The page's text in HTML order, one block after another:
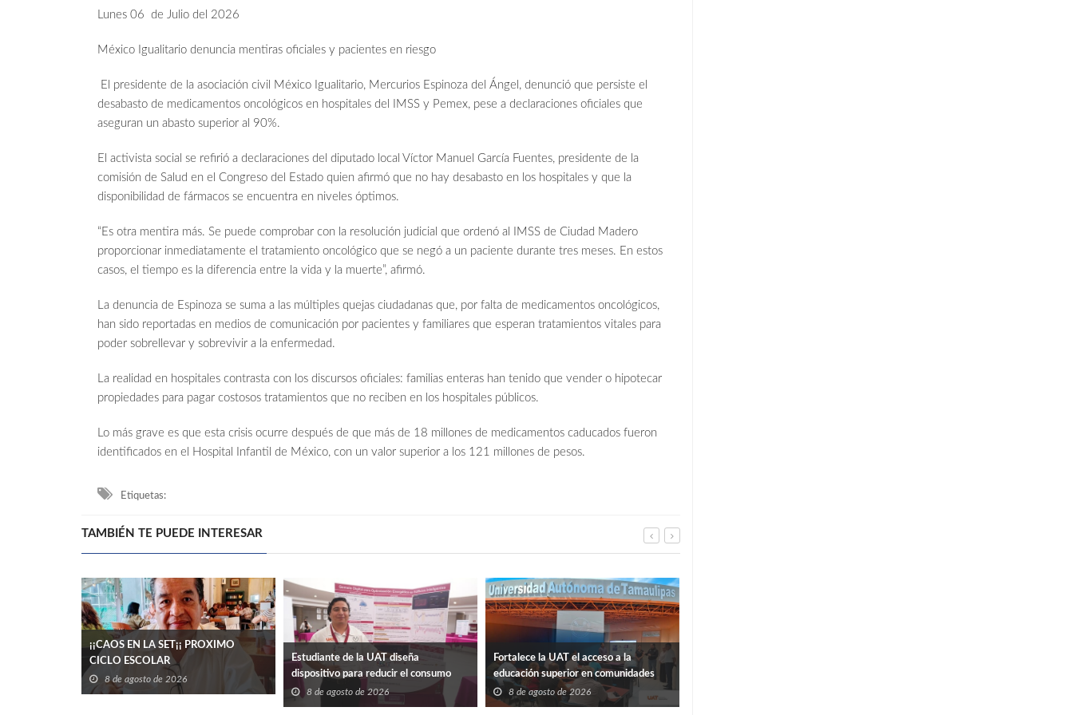
Lunes 06 de Julio del 2026
México Igualitario denuncia mentiras oficiales y pacientes en riesgo
El presidente de la asociación civil México Igualitario, Mercurios Espinoza del Ángel, denunció que persiste el
desabasto de medicamentos oncológicos en hospitales del IMSS y Pemex, pese a declaraciones oficiales que
aseguran un abasto superior al 90%.
El activista social se refirió a declaraciones del diputado local Víctor Manuel García Fuentes, presidente de la
comisión de Salud en el Congreso del Estado quien afirmó que no hay desabasto en los hospitales y que la
disponibilidad de fármacos se encuentra en niveles óptimos.
“Es otra mentira más. Se puede comprobar con la resolución judicial que ordenó al IMSS de Ciudad Madero
proporcionar inmediatamente el tratamiento oncológico que se negó a un paciente durante tres meses. En estos
casos, el tiempo es la diferencia entre la vida y la muerte”, afirmó.
La denuncia de Espinoza se suma a las múltiples quejas ciudadanas que, por falta de medicamentos oncológicos,
han sido reportadas en medios de comunicación por pacientes y familiares que esperan tratamientos vitales para
poder sobrellevar y sobrevivir a la enfermedad.
La realidad en hospitales contrasta con los discursos oficiales: familias enteras han tenido que vender o hipotecar
propiedades para pagar costosos tratamientos que no reciben en los hospitales públicos.
Lo más grave es que esta crisis ocurre después de que más de 18 millones de medicamentos caducados fueron
identificados en el Hospital Infantil de México, con un valor superior a los 121 millones de pesos.
Etiquetas:
TAMBIÉN TE PUEDE INTERESAR
¡¡CAOS EN LA SET¡¡ PROXIMO
CICLO ESCOLAR
8 de agosto de 2026
Estudiante de la UAT diseña
dispositivo para reducir el consumo
eléctrico en edificios
8 de agosto de 2026
Fortalece la UAT el acceso a la
educación superior en comunidades
8 de agosto de 2026